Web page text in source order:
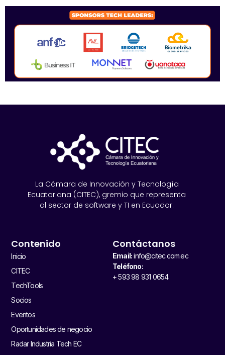
La Cámara de Innovación y Tecnología
Ecuatoriana (CITEC), gremio que representa
al sector de software y TI en Ecuador.
Contenido
Inicio
CITEC
TechTools
Socios
Eventos
Oportunidades de negocio
Radar Industria Tech EC
Contáctanos
Email:info@citec.com.ec
Teléfono:
+ 593 98 931 0654